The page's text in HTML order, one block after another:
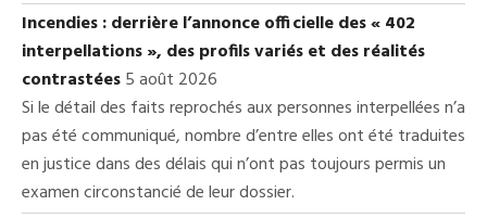
Incendies : derrière l’annonce officielle des « 402
interpellations », des profils variés et des réalités
contrastées5 août 2026
Si le détail des faits reprochés aux personnes interpellées n’a
pas été communiqué, nombre d’entre elles ont été traduites
en justice dans des délais qui n’ont pas toujours permis un
examen circonstancié de leur dossier.